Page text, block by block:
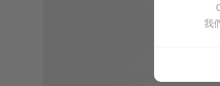
我